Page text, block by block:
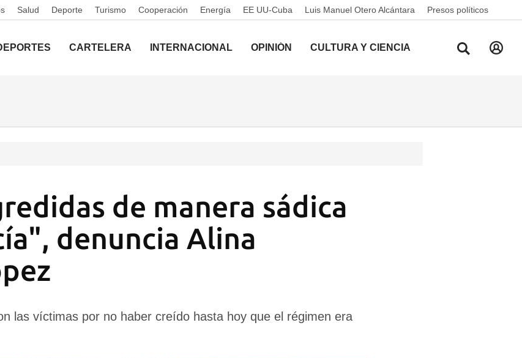
Salud Deporte Turismo Cooperación Energía EE UU-Cuba Luis Manuel Otero Alcántara Presos políticos
CARTELERA INTERNACIONAL OPINIÓN CULTURA Y CIENCIA
de manera sádica
denuncia Alina
las víctimas por no haber creído hasta hoy que el régimen era